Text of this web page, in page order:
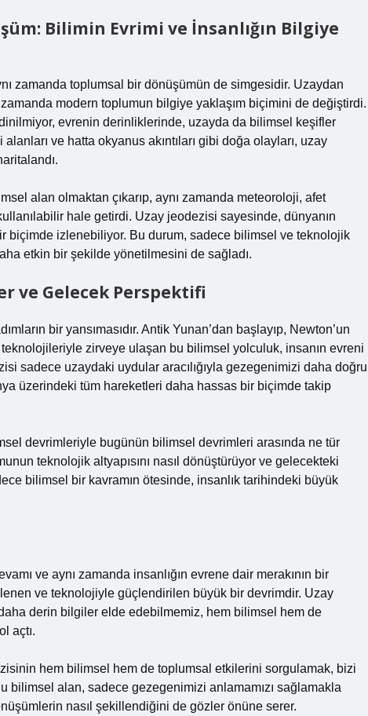
Bilimin Evrimi ve İnsanlığın Bilgiye
zamanda toplumsal bir dönüşümün de simgesidir. Uzaydan
modern toplumun bilgiye yaklaşım biçimini de değiştirdi.
evrenin derinliklerinde, uzayda da bilimsel keşifler
ve hatta okyanus akıntıları gibi doğa olayları, uzay
alan olmaktan çıkarıp, aynı zamanda meteoroloji, afet
hale getirdi. Uzay jeodezisi sayesinde, dünyanın
biçimde izlenebiliyor. Bu durum, sadece bilimsel ve teknolojik
etkin bir şekilde yönetilmesini de sağladı.
ve Gelecek Perspektifi
bir yansımasıdır. Antik Yunan’dan başlayıp, Newton’un
zirveye ulaşan bu bilimsel yolculuk, insanın evreni
sadece uzaydaki uydular aracılığıyla gezegenimizi daha doğru
üzerindeki tüm hareketleri daha hassas bir biçimde takip
devrimleriyle bugünün bilimsel devrimleri arasında ne tür
teknolojik altyapısını nasıl dönüştürüyor ve gelecekteki
bilimsel bir kavramın ötesinde, insanlık tarihindeki büyük
ve aynı zamanda insanlığın evrene dair merakının bir
ve teknolojiyle güçlendirilen büyük bir devrimdir. Uzay
derin bilgiler elde edebilmemiz, hem bilimsel hem de
açtı.
hem bilimsel hem de toplumsal etkilerini sorgulamak, bizi
bilimsel alan, sadece gezegenimizi anlamamızı sağlamakla
nasıl şekillendiğini de gözler önüne serer.